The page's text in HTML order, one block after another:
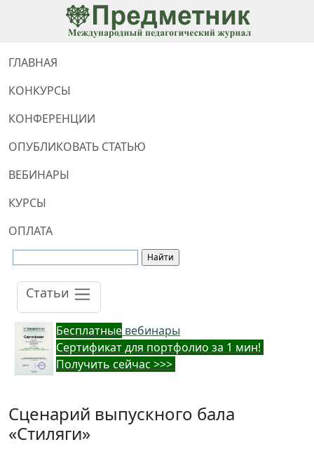
ГЛАВНАЯ
КОНКУРСЫ
КОНФЕРЕНЦИИ
ОПУБЛИКОВАТЬ СТАТЬЮ
ВЕБИНАРЫ
КУРСЫ
ОПЛАТА
Статьи
Бесплатные вебинары
Cертификат для портфолио за 1 мин!
Получить сейчас >>>
Сценарий выпускного бала
«Стиляги»